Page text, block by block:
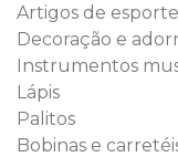
Artigos de
Decoração e
Instrumentos
Lápis
Palitos
Bobinas e